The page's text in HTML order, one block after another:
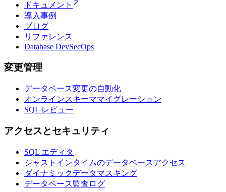
ドキュメント
導入事例
ブログ
リファレンス
Database DevSecOps
変更管理
データベース変更の自動化
オンラインスキーママイグレーション
SQL レビュー
アクセスとセキュリティ
SQL エディタ
ジャストインタイムのデータベースアクセス
ダイナミックデータマスキング
データベース監査ログ